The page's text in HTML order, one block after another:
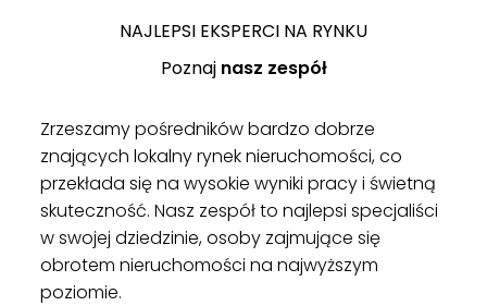
NAJLEPSI EKSPERCI NA RYNKU
Poznaj nasz zespół
Zrzeszamy pośredników bardzo dobrze
znających lokalny rynek nieruchomości, co
przekłada się na wysokie wyniki pracy i świetną
skuteczność. Nasz zespół to najlepsi specjaliści
w swojej dziedzinie, osoby zajmujące się
obrotem nieruchomości na najwyższym
poziomie.